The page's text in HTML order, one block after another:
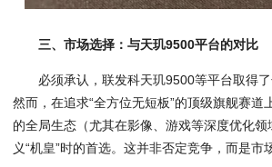
三、市场选择：与天玑9500平台的对比
必须承认，联发科天玑9500等平台取得
然而，在追求“全方位无短板”的顶级旗舰赛
的全局生态（尤其在影像、游戏等深度优化
义“机皇”时的首选。这并非否定竞争，而是